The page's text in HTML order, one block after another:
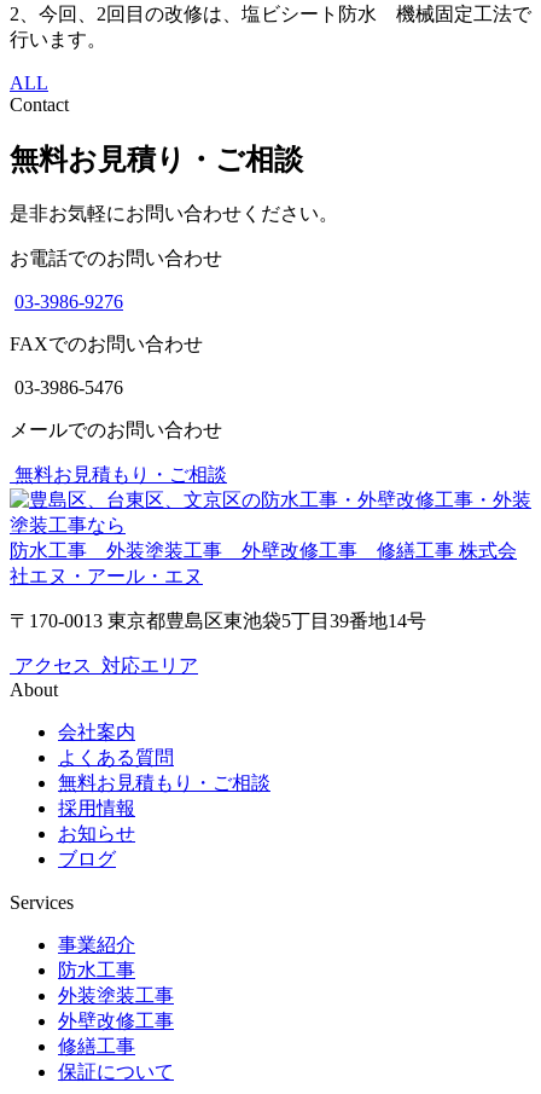
2、今回、2回目の改修は、塩ビシート防水 機械固定工法で
行います。
ALL
Contact
無料お見積り・ご相談
是非お気軽にお問い合わせください。
お電話でのお問い合わせ
03-3986-9276
FAXでのお問い合わせ
03-3986-5476
メールでのお問い合わせ
無料お見積もり・ご相談
防水工事 外装塗装工事 外壁改修工事 修繕工事 株式会
社エヌ・アール・エヌ
〒170-0013 東京都豊島区東池袋5丁目39番地14号
アクセス 対応エリア
About
会社案内
よくある質問
無料お見積もり・ご相談
採用情報
お知らせ
ブログ
Services
事業紹介
防水工事
外装塗装工事
外壁改修工事
修繕工事
保証について